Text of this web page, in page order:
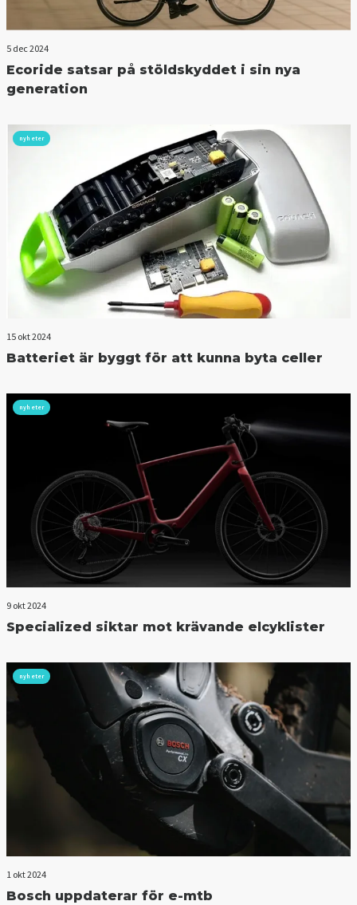
5 dec 2024
Ecoride satsar på stöldskyddet i sin nya
generation
nyheter
15 okt 2024
Batteriet är byggt för att kunna byta celler
nyheter
9 okt 2024
Specialized siktar mot krävande elcyklister
nyheter
1 okt 2024
Bosch uppdaterar för e-mtb